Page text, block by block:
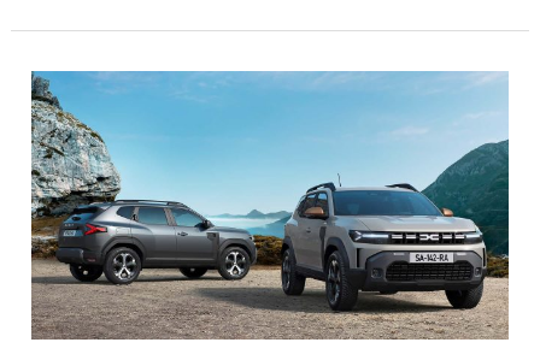
Lepší
motory,
dražší
čtyřkolka.
Nový
modelový
rok
přináší
u
modelů
Dacia
Duster
a
Bigster